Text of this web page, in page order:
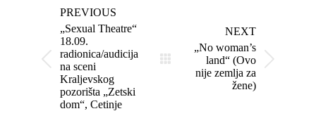
navigation
PREVIOUS
Previous
album:
„Sexual Theatre“
18.09.
radionica/audicija
na sceni
Kraljevskog
pozorišta „Zetski
dom“, Cetinje
NEXT
Next
album:
„No woman’s
land“ (Ovo
nije zemlja za
žene)